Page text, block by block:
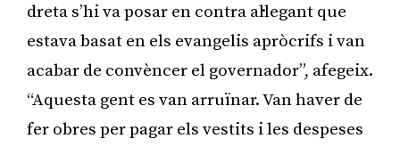
dreta s’hi va posar en contra al·legant que
estava basat en els evangelis apròcrifs i van
acabar de convèncer el governador”, afegeix.
“Aquesta gent es van arruïnar. Van haver de
fer obres per pagar els vestits i les despeses